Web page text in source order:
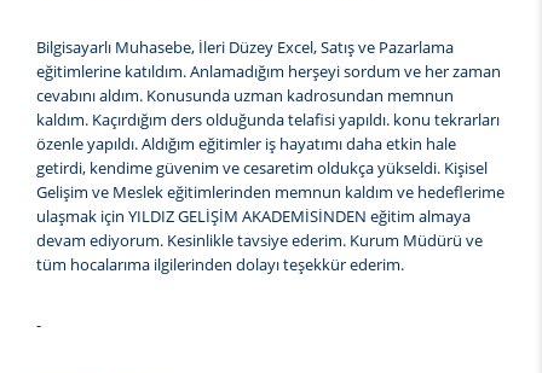
Bilgisayarlı Muhasebe, İleri Düzey Excel, Satış ve Pazarlama
eğitimlerine katıldım. Anlamadığım herşeyi sordum ve her zaman
cevabını aldım. Konusunda uzman kadrosundan memnun
kaldım. Kaçırdığım ders olduğunda telafisi yapıldı. konu tekrarları
özenle yapıldı. Aldığım eğitimler iş hayatımı daha etkin hale
getirdi, kendime güvenim ve cesaretim oldukça yükseldi. Kişisel
Gelişim ve Meslek eğitimlerinden memnun kaldım ve hedeflerime
ulaşmak için YILDIZ GELİŞİM AKADEMİSİNDEN eğitim almaya
devam ediyorum. Kesinlikle tavsiye ederim. Kurum Müdürü ve
tüm hocalarıma ilgilerinden dolayı teşekkür ederim.
-